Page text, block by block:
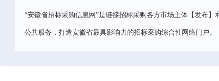
“安徽省招标采购信息网”是链接招标采购各方市场主体【发布
公共服务，打造安徽省最具影响力的招标采购综合性网络门户。